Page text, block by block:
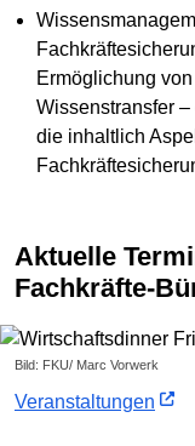
Ermöglichung
Wissenstransfer
die inhaltlich
Aktuelle Termine des Regionalen
Fachkräfte-
Bild: FKU/ Marc Vorwerk
Veranstaltungen